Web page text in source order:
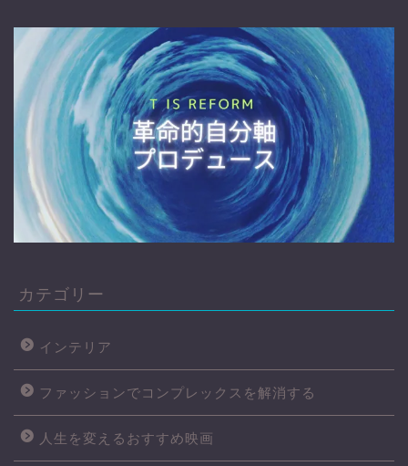
カテゴリー
インテリア
ファッションでコンプレックスを解消する
人生を変えるおすすめ映画